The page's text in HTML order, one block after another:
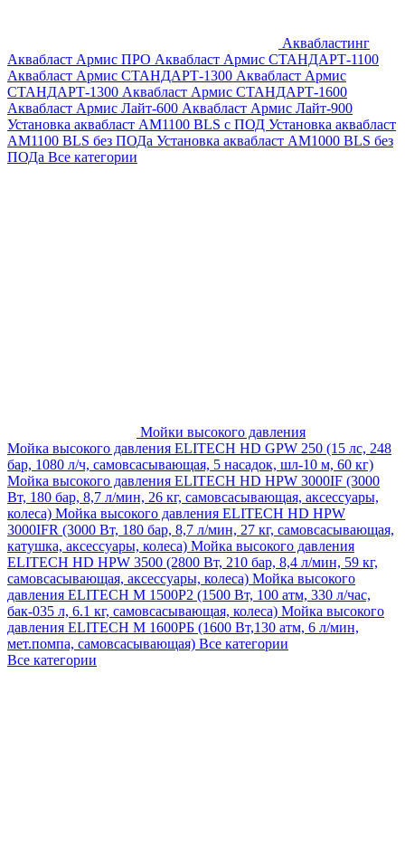
Аквабластинг
Аквабласт Армис ПРО Аквабласт Армис СТАНДАРТ-1100
Аквабласт Армис СТАНДАРТ-1300 Аквабласт Армис
СТАНДАРТ-1300 Аквабласт Армис СТАНДАРТ-1600
Аквабласт Армис Лайт-600 Аквабласт Армис Лайт-900
Установка аквабласт AM1100 BLS с ПОД Установка аквабласт
AM1100 BLS без ПОДа Установка аквабласт AM1000 BLS без
ПОДа Все категории
Мойки высокого давления
Мойка высокого давления ELITECH HD GPW 250 (15 лс, 248
бар, 1080 л/ч, самовсасывающая, 5 насадок, шл-10 м, 60 кг)
Мойка высокого давления ELITECH HD HPW 3000IF (3000
Вт, 180 бар, 8,7 л/мин, 26 кг, самовсасывающая, аксессуары,
колеса) Мойка высокого давления ELITECH HD HPW
3000IFR (3000 Вт, 180 бар, 8,7 л/мин, 27 кг, самовсасывающая,
катушка, аксессуары, колеса) Мойка высокого давления
ELITECH HD HPW 3500 (2800 Вт, 210 бар, 8,4 л/мин, 59 кг,
самовсасывающая, аксессуары, колеса) Мойка высокого
давления ELITECH M 1500P2 (1500 Вт, 100 атм, 330 л/час,
бак-035 л, 6.1 кг, самовсасывающая, колеса) Мойка высокого
давления ELITECH М 1600РБ (1600 Вт,130 атм, 6 л/мин,
мет.помпа, самовсасывающая) Все категории
Все категории